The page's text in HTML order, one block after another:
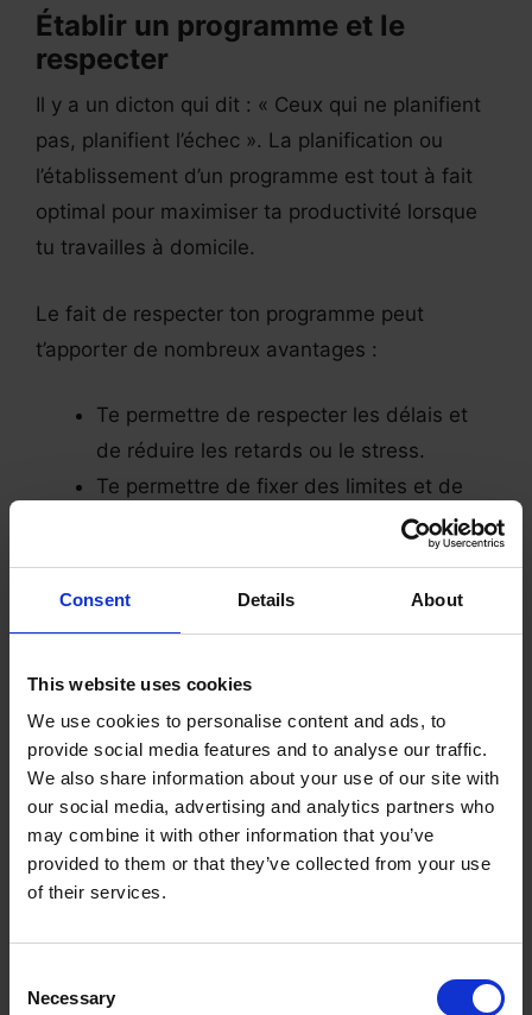
Consent Details About
This website uses cookies
We use cookies to personalise content and ads, to
provide social media features and to analyse our traffic.
We also share information about your use of our site with
our social media, advertising and analytics partners who
may combine it with other information that you’ve
provided to them or that they’ve collected from your use
of their services.
Selection
Necessary
Établir un programme et le
respecter
Il y a un dicton qui dit : « Ceux qui ne planifient
pas, planifient l’échec ». La planification ou
l’établissement d’un programme est tout à fait
optimal pour maximiser ta productivité lorsque
tu travailles à domicile.
Le fait de respecter ton programme peut
t’apporter de nombreux avantages :
Te permettre de respecter les délais et
de réduire les retards ou le stress.
Te permettre de fixer des limites et de
maintenir un bon équilibre entre vie pro et
Cela te donne une vision claire de ta
structure de travail et de l’objectif
charge de travail et ta rémunération.
Assurément, tu peux établir un emploi du temps
applicable. Il te suffit de garder à l’esprit ces
trois stratégies :
Si tu es freelance, fixe un horaire de
travail à un moment où tu te sens le plus